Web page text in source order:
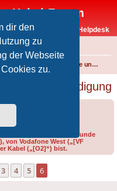
dir den
zu
der Webseite
zu.
Kabel-Forum
Vodafone-Kabel-Helpdesk
Kabel Produkte, Verträge und Allgemeines
nach Kündigung
„Präfix“ an, ob du Kunde
von Vodafone West („[VF
Kabel („[O2]“) bist.
3 4 5 6